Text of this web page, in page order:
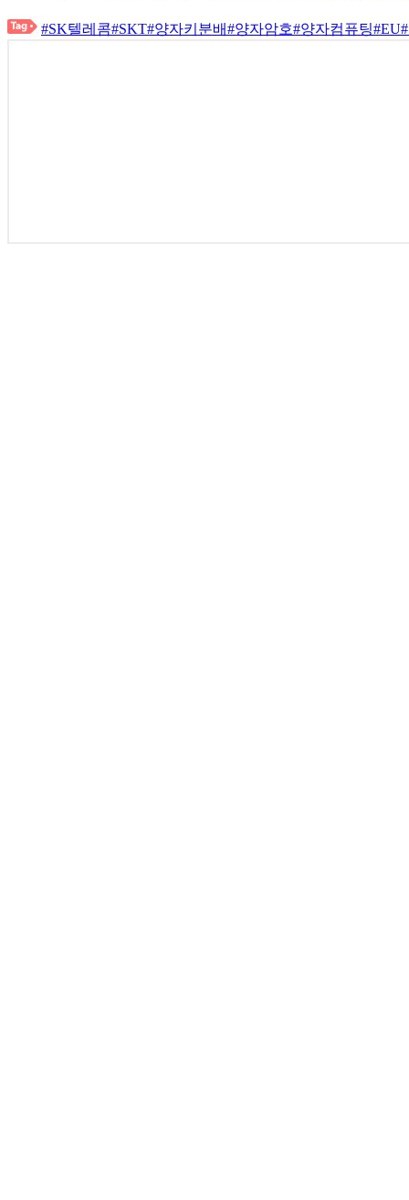
#SK텔레콤#SKT#양자키분배#양자암호#양자컴퓨팅#EU